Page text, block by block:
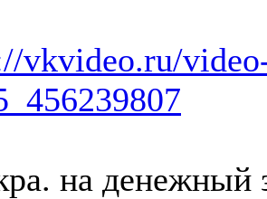
vkvideo.ru/
на денежный